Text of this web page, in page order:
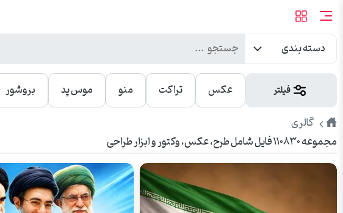
دسته بندی
فیلتر عکس تراکت منو موس پد بروشور
طرح
پیک
گالری
مجموعه ۱۱۰۸۳۰ فایل شامل طرح، عکس، وکتور و ابزار طراحی